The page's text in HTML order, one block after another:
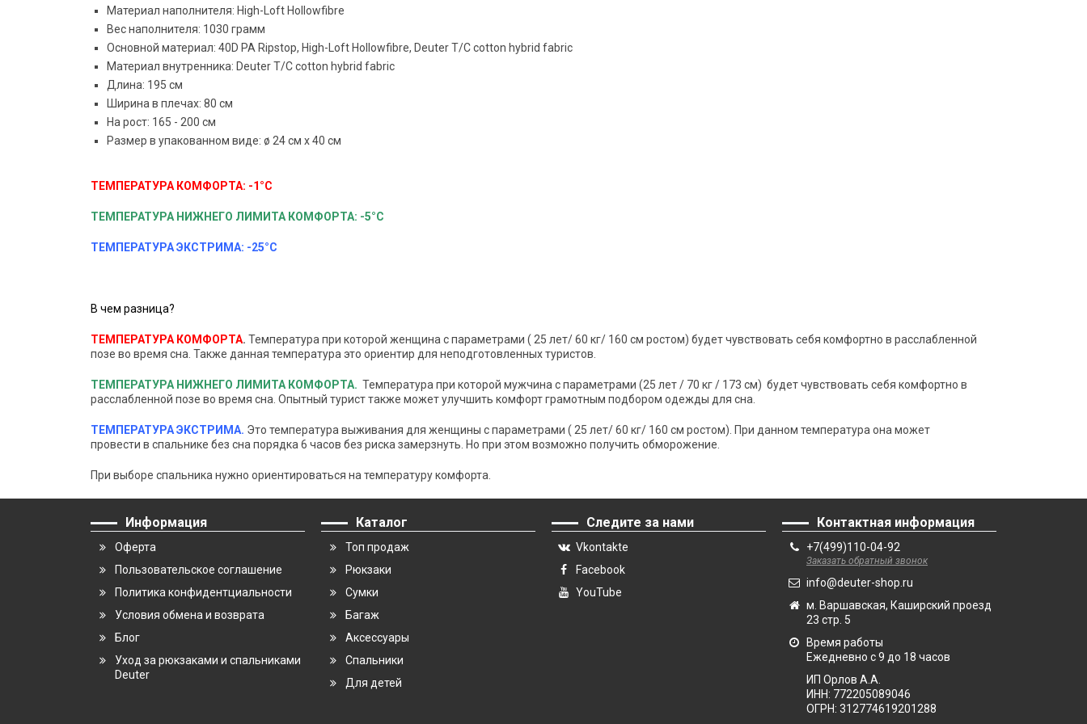
Материал наполнителя: High-Loft Hollowfibre
Вес наполнителя: 1030 грамм
Основной материал: 40D PA Ripstop, High-Loft Hollowfibre, Deuter T/C cotton hybrid fabric
Материал внутренника: Deuter T/C cotton hybrid fabric
Длина: 195 см
Ширина в плечах: 80 см
На рост: 165 - 200 см
Размер в упакованном виде: ø 24 см x 40 см
ТЕМПЕРАТУРА КОМФОРТА: -1°C
ТЕМПЕРАТУРА НИЖНЕГО ЛИМИТА КОМФОРТА: -5°C
ТЕМПЕРАТУРА ЭКСТРИМА: -25°C
В чем разница?
ТЕМПЕРАТУРА КОМФОРТА. Температура при которой женщина с параметрами ( 25 лет/ 60 кг/ 160 см ростом) будет чувствовать себя комфортно в расслабленной
позе во время сна. Также данная температура это ориентир для неподготовленных туристов.
ТЕМПЕРАТУРА НИЖНЕГО ЛИМИТА КОМФОРТА. Температура при которой мужчина с параметрами (25 лет / 70 кг / 173 см) будет чувствовать себя комфортно в
расслабленной позе во время сна. Опытный турист также может улучшить комфорт грамотным подбором одежды для сна.
ТЕМПЕРАТУРА ЭКСТРИМА. Это температура выживания для женщины с параметрами ( 25 лет/ 60 кг/ 160 см ростом). При данном температура она может
провести в спальнике без сна порядка 6 часов без риска замерзнуть. Но при этом возможно получить обморожение.
При выборе спальника нужно ориентироваться на температуру комфорта.
Информация
Оферта
Пользовательское соглашение
Политика конфидентциальности
Условия обмена и возврата
Блог
Уход за рюкзаками и спальниками
Deuter
Каталог
Топ продаж
Рюкзаки
Сумки
Багаж
Аксессуары
Спальники
Для детей
Следите за нами
Vkontakte
Facebook
YouTube
Контактная информация
+7(499)110-04-92
Заказать обратный звонок
info@deuter-shop.ru
м. Варшавская, Каширский проезд
23 стр. 5
Время работы
Ежедневно с 9 до 18 часов
ИП Орлов А.А.
ИНН: 772205089046
ОГРН: 312774619201288